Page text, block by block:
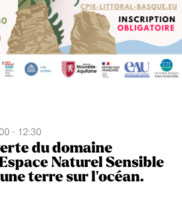
- 12:30
du domaine
Naturel Sensible
terre sur l'océan.